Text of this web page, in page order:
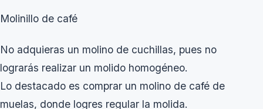
Molinillo de café
No adquieras un molino de cuchillas, pues no
lograrás realizar un molido homogéneo.
Lo destacado es comprar un molino de café de
muelas, donde logres regular la molida.